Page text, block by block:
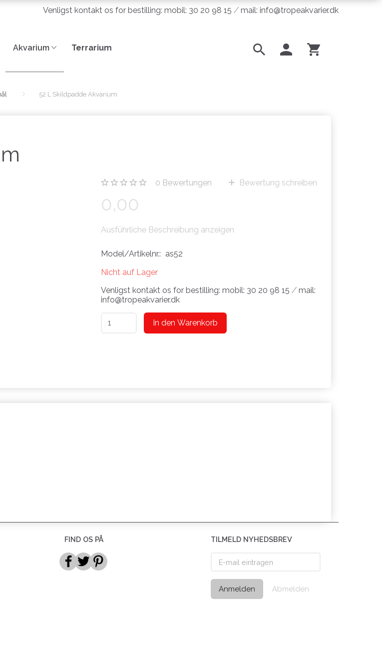
Venligst kontakt os for bestilling: mobil: 30 20 98 15 ⁄ mail: info@tropeakvarier.dk
Akvarium Terrarium
52 L Skildpadde Akvarium
0 Bewertungen Bewertung schreiben
0,00
Ausführliche Beschreibung anzeigen
Model/Artikelnr.: as52
Nicht auf Lager
Venligst kontakt os for bestilling: mobil: 30 20 98 15 ⁄ mail:
info@tropeakvarier.dk
In den Warenkorb
FIND OS PÅ TILMELD NYHEDSBREV
mail
Anmelden Abmelden